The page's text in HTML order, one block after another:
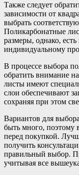
Также следует
зависимости от
выбрать
Поликарбонатные
размеры, однако,
индивидуальному
В процессе выбора
обратить внимание
листы имеют
слои обеспечивают
сохраняя при этом
Вариантов для
быть много, поэтому
перед покупкой.
получить
правильный выбор.
учитывая все